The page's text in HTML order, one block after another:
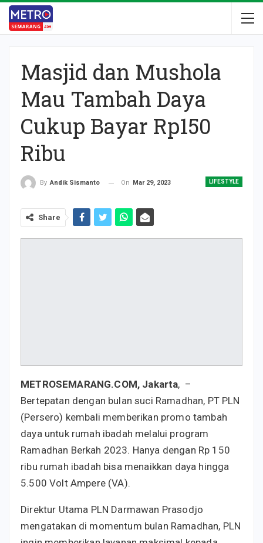
Masjid dan Mushola
Mau Tambah Daya
Cukup Bayar Rp150
Ribu
LIFESTYLE
By Andik Sismanto On Mar 29, 2023
Share
METROSEMARANG.COM, Jakarta, –
Bertepatan dengan bulan suci Ramadhan, PT PLN
(Persero) kembali memberikan promo tambah
daya untuk rumah ibadah melalui program
Ramadhan Berkah 2023. Hanya dengan Rp 150
ribu rumah ibadah bisa menaikkan daya hingga
5.500 Volt Ampere (VA).
Direktur Utama PLN Darmawan Prasodjo
mengatakan di momentum bulan Ramadhan, PLN